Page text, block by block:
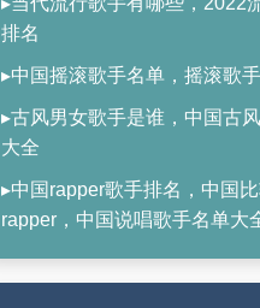
排名
▸中国摇滚歌手名单，摇滚歌
▸古风男女歌手是谁，中国古
大全
▸中国rapper歌手排名，中国
rapper，中国说唱歌手名单大